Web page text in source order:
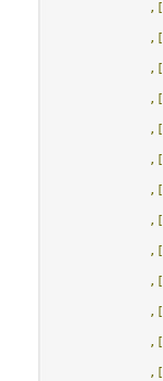
,[
,[
,[
,[
,[
,[
,[
,[
,[
,[
,[
,[
,[